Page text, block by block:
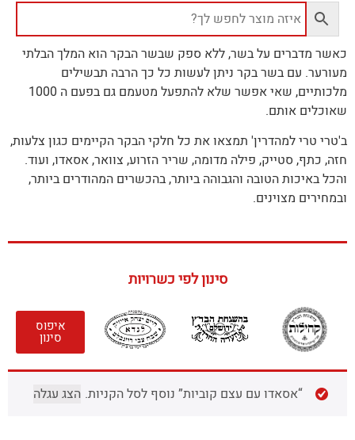
כאשר מדברים על בשר, ללא ספק שבשר הבקר הוא המלך הבלתי
מעורער. עם בשר בקר ניתן לעשות כל כך הרבה תבשילים
מלכותיים, שאי אפשר שלא להתפעל מטעמם גם בפעם ה 1000
שאוכלים אותם.
ב'טרי טרי למהדרין' תמצאו את כל חלקי הבקר הקיימים כגון צלעות,
חזה, כתף, סטייק, פילה מדומה, שריר הזרוע, צוואר, אסאדו, ועוד.
והכל באיכות הטובה והגבוהה ביותר, בהכשרים המהודרים ביותר,
ובמחירים מצוינים.
סינון לפי כשרויות
איפוס
סינון
“אסאדו עם עצם קוביות” נוסף לסל הקניות. הצג עגלה